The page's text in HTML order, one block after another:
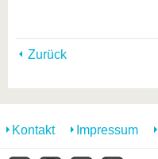
Zurück
Kontakt Impressum